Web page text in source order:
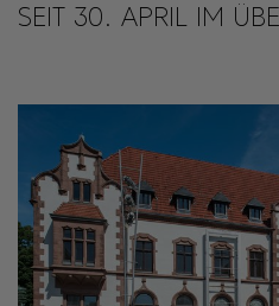
SEIT 30. APRIL IM